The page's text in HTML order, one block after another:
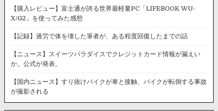
【購入レビュー】富士通が誇る世界最軽量PC「LIFEBOOK WU-
X/G2」を使ってみた感想
【記録】過労で体を壊した筆者が、ある程度回復したまでの話
【ニュース】スイーツパラダイスでクレジットカード情報が漏えい
か。公式が発表。
【国内ニュース】すり抜けバイクが車と接触、バイクが転倒する事故
が撮影される